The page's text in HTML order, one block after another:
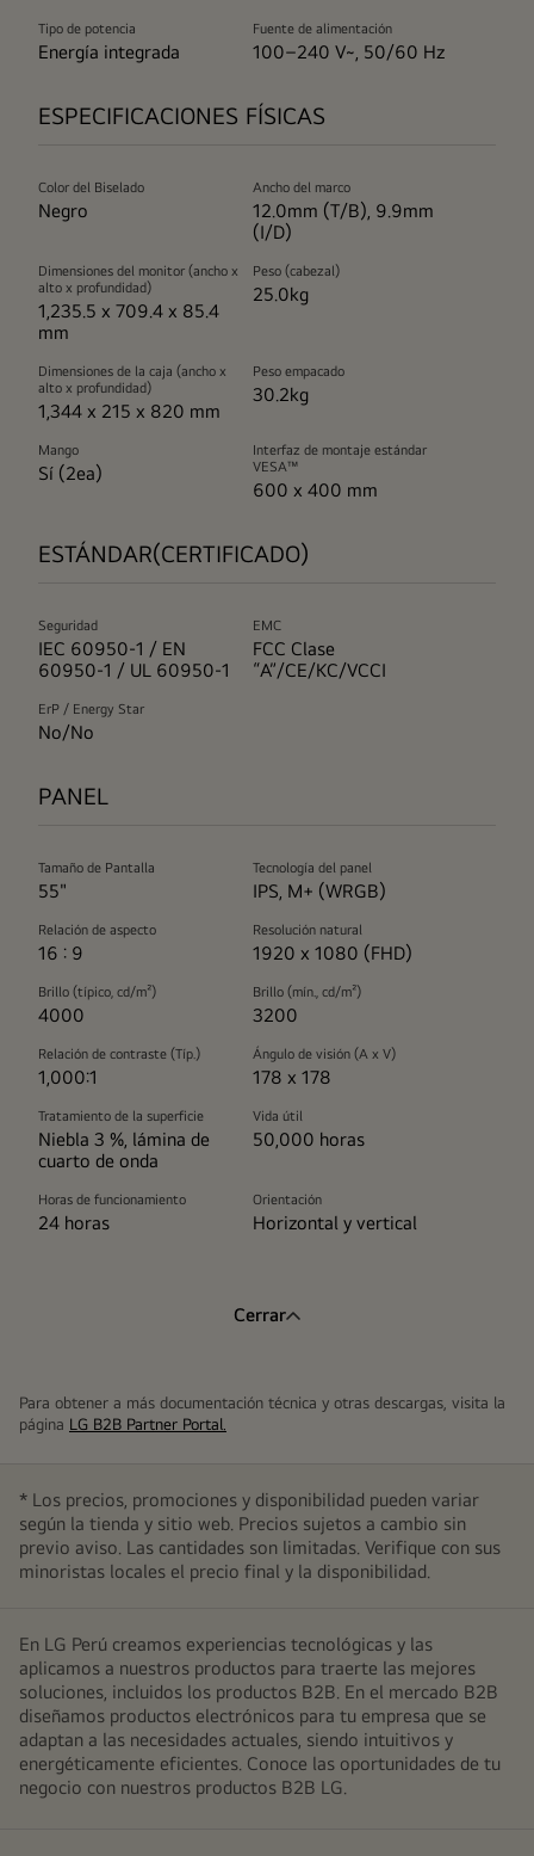
Tipo de potencia
Energía integrada
Fuente de alimentación
100–240 V~, 50/60 Hz
ESPECIFICACIONES FÍSICAS
Color del Biselado
Negro
Ancho del marco
12.0mm (T/B), 9.9mm
(I/D)
Dimensiones del monitor (ancho x
alto x profundidad)
1,235.5 x 709.4 x 85.4
mm
Peso (cabezal)
25.0kg
Dimensiones de la caja (ancho x
alto x profundidad)
1,344 x 215 x 820 mm
Peso empacado
30.2kg
Mango
Sí (2ea)
Interfaz de montaje estándar
VESA™
600 x 400 mm
ESTÁNDAR(CERTIFICADO)
Seguridad
IEC 60950-1 / EN
60950-1 / UL 60950-1
EMC
FCC Clase
“A”/CE/KC/VCCI
ErP / Energy Star
No/No
PANEL
Tamaño de Pantalla
55"
Tecnología del panel
IPS, M+ (WRGB)
Relación de aspecto
16 : 9
Resolución natural
1920 x 1080 (FHD)
Brillo (típico, cd/m²)
4000
Brillo (mín., cd/m²)
3200
Relación de contraste (Típ.)
1,000:1
Ángulo de visión (A x V)
178 x 178
Tratamiento de la superficie
Niebla 3 %, lámina de
cuarto de onda
Vida útil
50,000 horas
Horas de funcionamiento
24 horas
Orientación
Horizontal y vertical
Cerrar
Para obtener a más documentación técnica y otras descargas, visita la
página LG B2B Partner Portal.
* Los precios, promociones y disponibilidad pueden variar
según la tienda y sitio web. Precios sujetos a cambio sin
previo aviso. Las cantidades son limitadas. Verifique con sus
minoristas locales el precio final y la disponibilidad.
En LG Perú creamos experiencias tecnológicas y las
aplicamos a nuestros productos para traerte las mejores
soluciones, incluidos los productos B2B. En el mercado B2B
diseñamos productos electrónicos para tu empresa que se
adaptan a las necesidades actuales, siendo intuitivos y
energéticamente eficientes. Conoce las oportunidades de tu
negocio con nuestros productos B2B LG.